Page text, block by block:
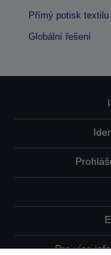
Přímý potisk textilu
Globální řešení
Pro více